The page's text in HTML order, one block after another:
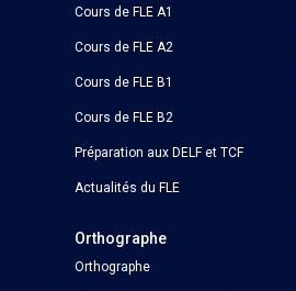
Cours de FLE A1
Cours de FLE A2
Cours de FLE B1
Cours de FLE B2
Préparation aux DELF et TCF
Actualités du FLE
Orthographe
Orthographe